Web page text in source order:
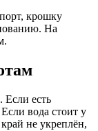
крошку
На
есть
вода стоит у
не укреплён,